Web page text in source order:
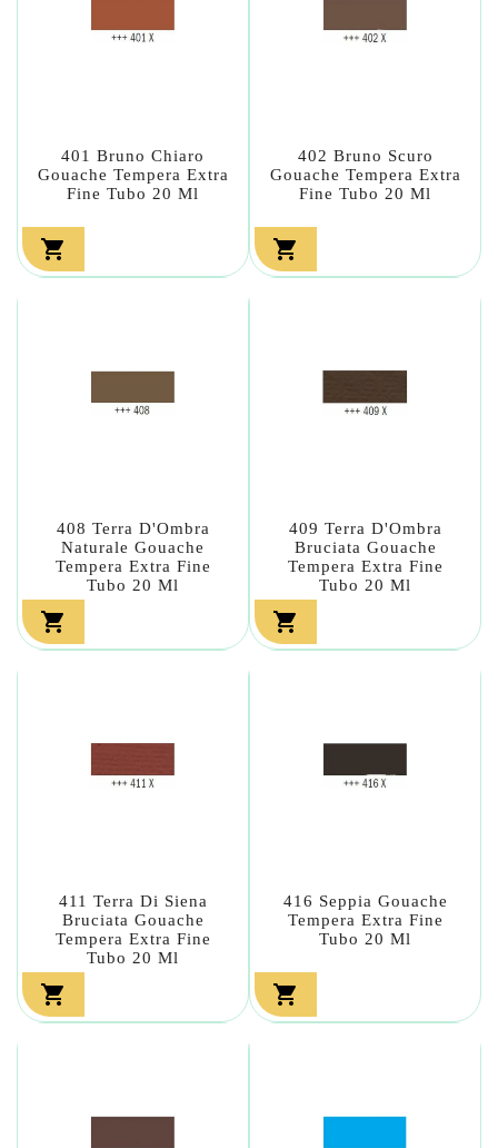
401 Bruno Chiaro
Gouache Tempera Extra
Fine Tubo 20 Ml

402 Bruno Scuro
Gouache Tempera Extra
Fine Tubo 20 Ml

408 Terra D'Ombra
Naturale Gouache
Tempera Extra Fine
Tubo 20 Ml

409 Terra D'Ombra
Bruciata Gouache
Tempera Extra Fine
Tubo 20 Ml

411 Terra Di Siena
Bruciata Gouache
Tempera Extra Fine
Tubo 20 Ml

416 Seppia Gouache
Tempera Extra Fine
Tubo 20 Ml
